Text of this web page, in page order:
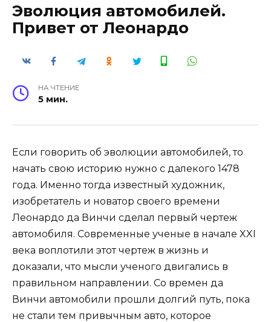
Эволюция автомобилей.
Привет от Леонардо
НА ЧТЕНИЕ
5 мин.
Если говорить об эволюции автомобилей, то
начать свою историю нужно с далекого 1478
года. Именно тогда известный художник,
изобретатель и новатор своего времени
Леонардо да Винчи сделал первый чертеж
автомобиля. Современные ученые в начале XXI
века воплотили этот чертеж в жизнь и
доказали, что мысли ученого двигались в
правильном направлении. Со времен да
Винчи автомобили прошли долгий путь, пока
не стали тем привычным авто, которое